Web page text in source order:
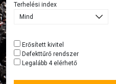
Terhelési index
Erősített kivitel
Defekttűrő rendszer
Legalább 4 elérhető